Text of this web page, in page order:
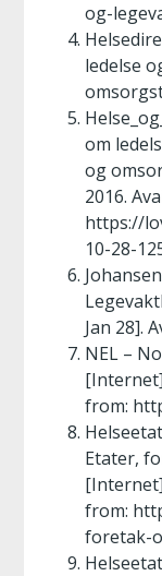
og-
ledelse
om
og
2016.
https://
10-28-
Jan 28].
NEL –
from:
Etater,
from:
foretak-